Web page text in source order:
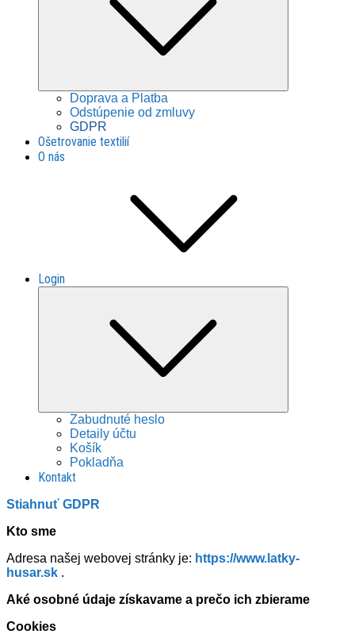
Doprava a Platba
Odstúpenie od zmluvy
GDPR
Ošetrovanie textilií
O nás
Login
Zabudnuté heslo
Detaily účtu
Košík
Pokladňa
Kontakt
Stiahnuť GDPR
Kto sme
Adresa našej webovej stránky je: https://www.latky-
husar.sk .
Aké osobné údaje získavame a prečo ich zbierame
Cookies